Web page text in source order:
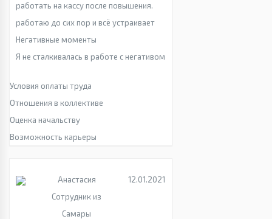
работать на кассу после повышения.
работаю до сих пор и всё устраивает
Негативные моменты
Я не сталкивалась в работе с негативом
Условия оплаты труда
Отношения в коллективе
Оценка начальству
Возможность карьеры
Анастасия
Сотрудник из
Самары
12.01.2021